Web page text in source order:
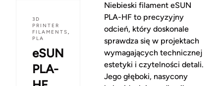
3D
PRINTER
FILAMENTS,
PLA
eSUN
PLA-
Niebieski filament eSUN
PLA-HF to precyzyjny
odcień, który doskonale
sprawdza się w projektach
wymagających technicznej
estetyki i czytelności detali.
Jego głęboki, nasycony